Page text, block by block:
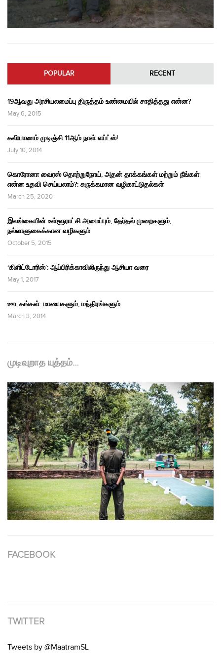
POPULAR RECENT
19ஆவது அரசியலமைப்பு திருத்தம் உண்மையில் சாதித்தது என்ன?
May 6, 2015
கலியாணம் முடிஞ்சி 11ஆம் நாள் எய்ட்ஸ்!
July 10, 2014
கொரோனா வைரஸ் தொற்றுநோய், அதன் தாக்கங்கள் மற்றும் நீங்கள்
என்ன உதவி செய்யலாம்?: சுருக்கமான வழிகாட்டுதல்கள்
March 25, 2020
இலங்கையின் உள்ளூராட்சி அமைப்பும், தேர்தல் முறைகளும்,
நல்லாளுகைக்கான வழிகளும்
October 5, 2015
‘கிளிட்டோரிஸ்’: ஆப்பிரிக்காவிலிருந்து ஆசியா வரை
May 1, 2017
ஊடகங்கள்: மாயைகளும், மந்திரங்களும்
March 3, 2014
முடிவுறாத யுத்தம்…
FACEBOOK
TWITTER
Tweets by @MaatramSL